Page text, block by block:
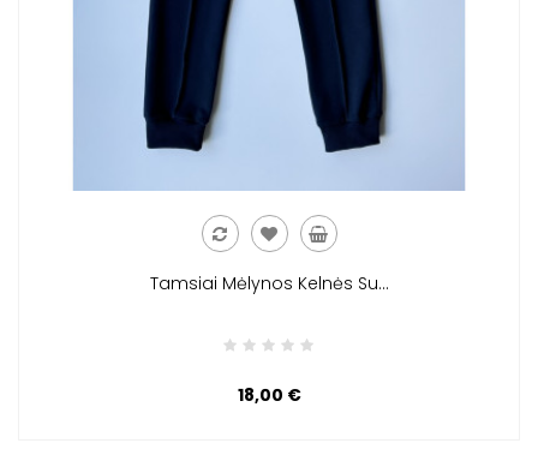
Tamsiai Mėlynos Kelnės Su...
18,00 €